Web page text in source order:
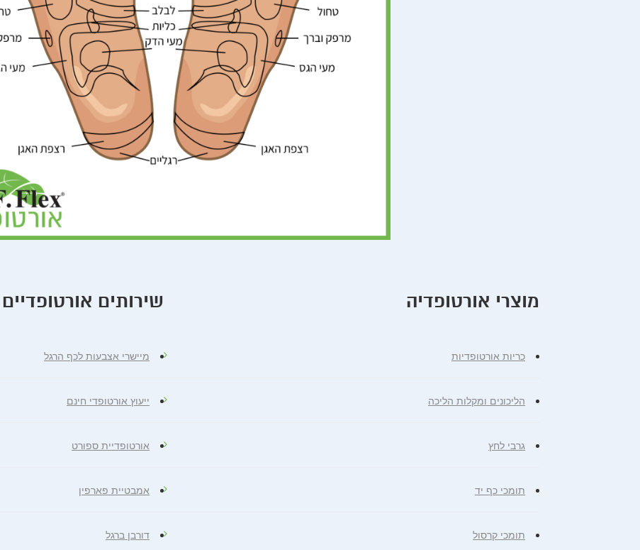
מוצרי אורטופדיה
כריות אורטופדיות
הליכונים ומקלות הליכה
גרבי לחץ
תומכי כף יד
תומכי קרסול
שירותים אורטופדיים
מיישרי אצבעות לכף הרגל
ייעוץ אורטופדי חינם
אורטופדיית ספורט
אמבטיית פארפין
דורבן ברגל